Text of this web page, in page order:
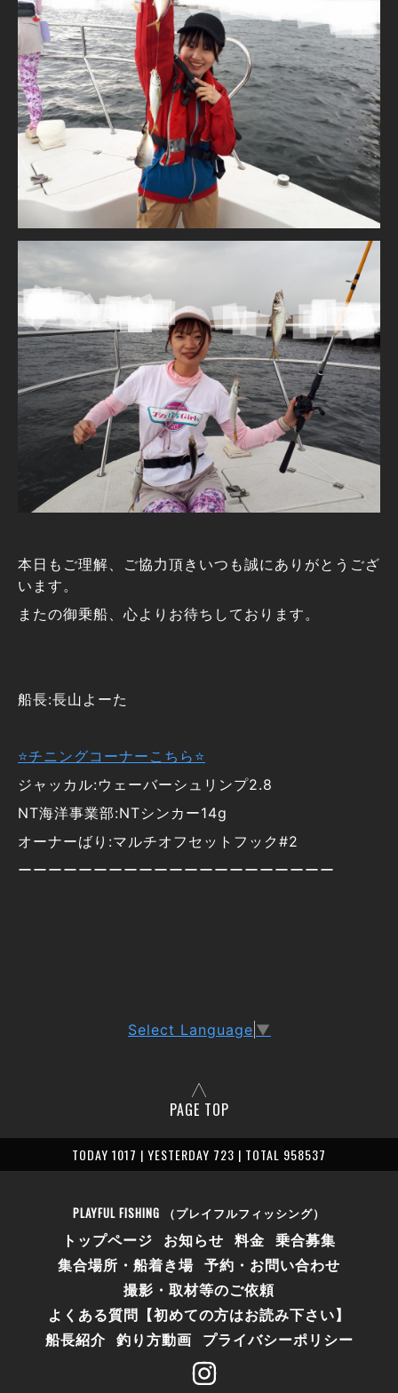
本日もご理解、ご協力頂きいつも誠にありがとうござ
います。
またの御乗船、心よりお待ちしております。
船長:長山よーた
⭐チニングコーナーこちら⭐
ジャッカル:ウェーバーシュリンプ2.8
NT海洋事業部:NTシンカー14g
オーナーばり:マルチオフセットフック#2
ーーーーーーーーーーーーーーーーーーーーー
Select Language ▼
PAGE TOP
TODAY 1017 | YESTERDAY 723 | TOTAL 958537
PLAYFUL FISHING （プレイフルフィッシング）
トップページ お知らせ 料金 乗合募集
集合場所・船着き場 予約・お問い合わせ
撮影・取材等のご依頼
よくある質問【初めての方はお読み下さい】
船長紹介 釣り方動画 プライバシーポリシー